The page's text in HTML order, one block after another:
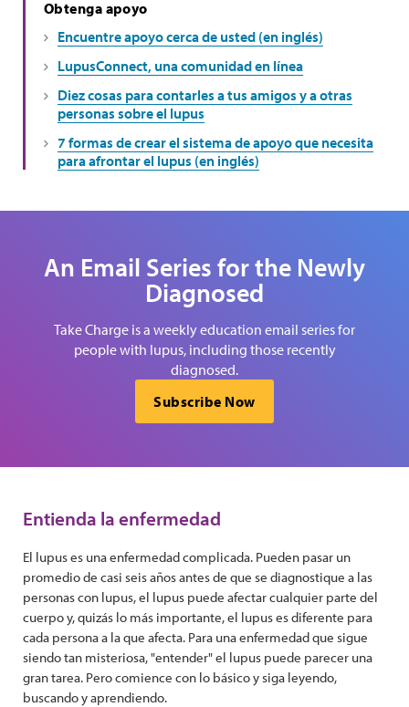
Obtenga apoyo
Encuentre apoyo cerca de usted (en inglés)
LupusConnect, una comunidad en línea
Diez cosas para contarles a tus amigos y a otras
personas sobre el lupus
7 formas de crear el sistema de apoyo que necesita
para afrontar el lupus (en inglés)
An Email Series for the Newly
Diagnosed
Take Charge is a weekly education email series for
people with lupus, including those recently
diagnosed.
Subscribe Now
Entienda la enfermedad
El lupus es una enfermedad complicada. Pueden pasar un
promedio de casi seis años antes de que se diagnostique a las
personas con lupus, el lupus puede afectar cualquier parte del
cuerpo y, quizás lo más importante, el lupus es diferente para
cada persona a la que afecta. Para una enfermedad que sigue
siendo tan misteriosa, "entender" el lupus puede parecer una
gran tarea. Pero comience con lo básico y siga leyendo,
buscando y aprendiendo.